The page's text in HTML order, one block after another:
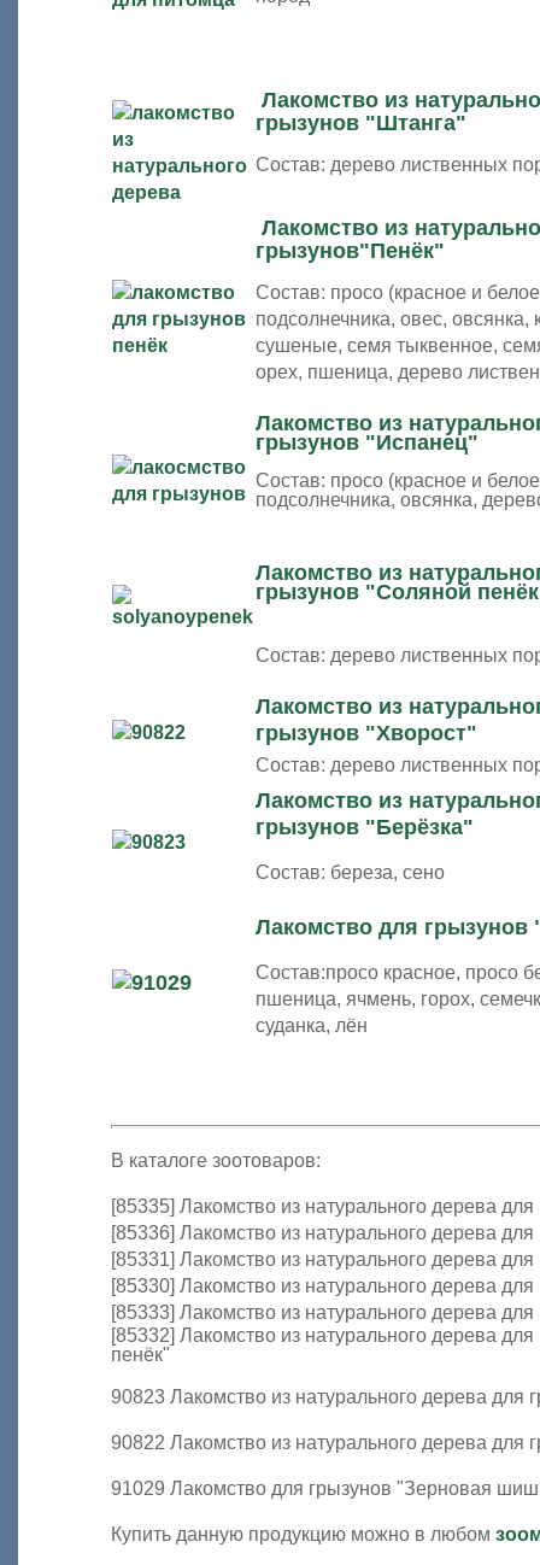
Лакомство из
грызунов "Штанга"
Состав: дерево лиственных
Лакомство из
грызунов"Пенёк"
Состав: просо (красное и
подсолнечника, овес, овсянка,
сушеные, семя тыквенное,
орех, пшеница, дерево
Лакомство из
грызунов "Испанец"
Состав: просо (красное и
подсолнечника, овсянка,
Лакомство из
грызунов "Соляной
Состав: дерево лиственных
Лакомство из
грызунов "Хворост"
Состав: дерево лиственных
Лакомство из
грызунов "Берёзка"
Состав: береза, сено
Лакомство для
Состав:просо красное, просо
пшеница, ячмень, горох,
суданка, лён
В каталоге зоотоваров:
[85335] Лакомство из натурального дерева
[85336] Лакомство из натурального дерева
[85331] Лакомство из натурального дерева
[85330] Лакомство из натурального дерева
[85333] Лакомство из натурального дерева
[85332] Лакомство из натурального дерева
пенёк"
90823 Лакомство из натурального дерева для
90822 Лакомство из натурального дерева для
91029 Лакомство для грызунов "Зерновая
Купить данную продукцию можно в любом